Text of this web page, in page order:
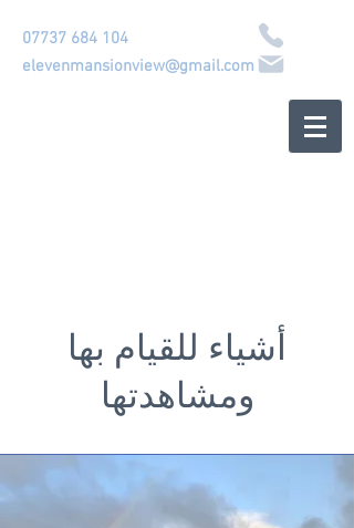
07737 684 104
elevenmansionview@gmail.com
أشياء للقيام بها
ومشاهدتها